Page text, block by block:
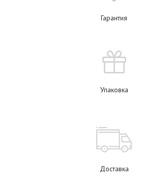
Гарантия
Упаковка
Доставка